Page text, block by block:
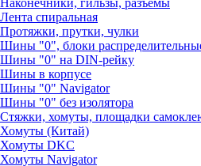
Наконечники, гильзы, разъемы
Лента спиральная
Протяжки, прутки, чулки
Шины "0", блоки
Шины "0" на DIN-рейку
Шины в корпусе
Шины "0" Navigator
Шины "0" без изолятора
Стяжки, хомуты, площадки
Хомуты (Китай)
Хомуты DKC
Хомуты Navigator